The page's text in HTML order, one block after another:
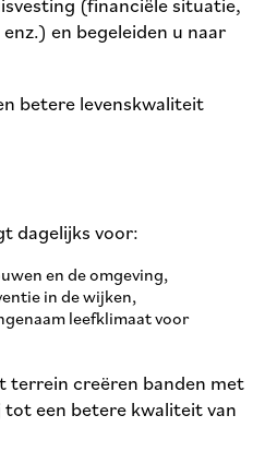
(financiële situatie,
en begeleiden u naar
betere levenskwaliteit
dagelijks voor:
en de omgeving,
in de wijken,
leefklimaat voor
terrein creëren banden met
een betere kwaliteit van